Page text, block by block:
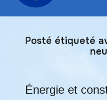
Posté étiqueté
Énergie et